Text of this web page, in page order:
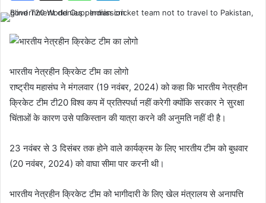
भारतीय नेत्रहीन क्रिकेट टीम का लोगो
राष्ट्रीय महासंघ ने मंगलवार (19 नवंबर, 2024) को कहा कि भारतीय नेत्रहीन
क्रिकेट टीम टी20 विश्व कप में प्रतिस्पर्धा नहीं करेगी क्योंकि सरकार ने सुरक्षा
चिंताओं के कारण उसे पाकिस्तान की यात्रा करने की अनुमति नहीं दी है।
23 नवंबर से 3 दिसंबर तक होने वाले कार्यक्रम के लिए भारतीय टीम को बुधवार
(20 नवंबर, 2024) को वाघा सीमा पार करनी थी।
भारतीय नेत्रहीन क्रिकेट टीम को भागीदारी के लिए खेल मंत्रालय से अनापत्ति